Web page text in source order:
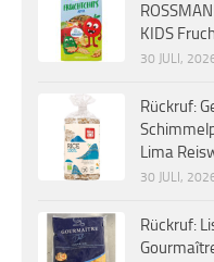
KIDS
30 JULI,
Rückruf:
Lima
30 JULI,
Rückruf: